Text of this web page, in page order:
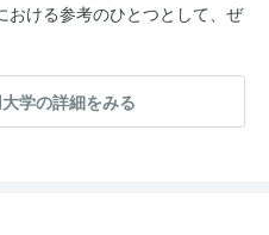
おける参考のひとつとして、ぜ
学の詳細をみる